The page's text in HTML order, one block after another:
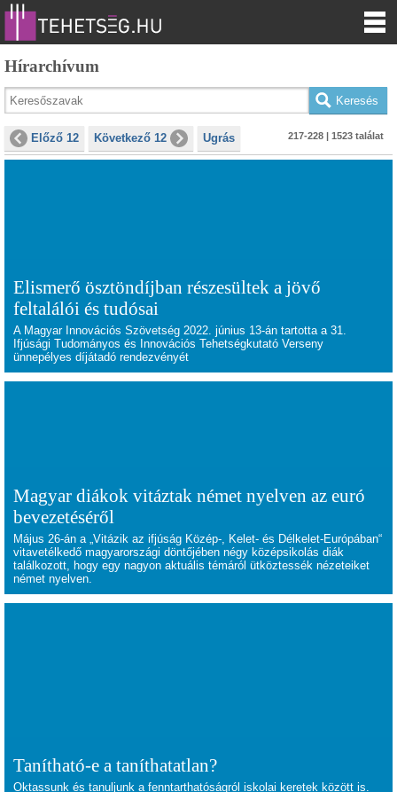
Hírarchívum
Előző 12 Következő 12 Ugrás 217-228 | 1523 találat
Elismerő ösztöndíjban részesültek a jövő
feltalálói és tudósai
A Magyar Innovációs Szövetség 2022. június 13-án tartotta a 31.
Ifjúsági Tudományos és Innovációs Tehetségkutató Verseny
ünnepélyes díjátadó rendezvényét
Magyar diákok vitáztak német nyelven az euró
bevezetéséről
Május 26-án a „Vitázik az ifjúság Közép-, Kelet- és Délkelet-Európában“
vitavetélkedő magyarországi döntőjében négy középsikolás diák
találkozott, hogy egy nagyon aktuális témáról ütköztessék nézeteiket
német nyelven.
Tanítható-e a taníthatatlan?
Oktassunk és tanuljunk a fenntarthatóságról iskolai keretek között is.